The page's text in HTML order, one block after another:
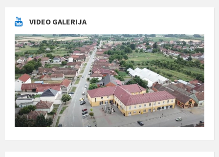
VIDEO GALERIJA